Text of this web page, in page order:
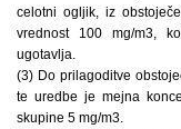
celotni ogljik, iz
vrednost 100 mg/m3,
ugotavlja.
(3) Do prilagoditve
te uredbe je mejna
skupine 5 mg/m3.